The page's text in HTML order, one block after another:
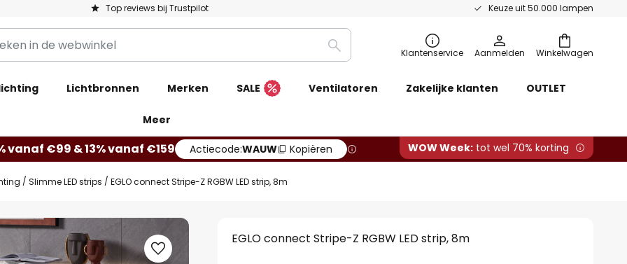
Top reviews bij Trustpilot Keuze uit 50.000 lampen
Winkelwagen
Zoeken Klantenservice Aanmelden
Lichtbronnen Merken SALE Ventilatoren Zakelijke klanten OUTLET
Meer
vanaf €99 & 13% vanaf €159 Actiecode:WAUW Kopiëren WOW Week: tot wel 70% korting
Slimme LED strips EGLO connect Stripe-Z RGBW LED strip, 8m
EGLO connect Stripe-Z RGBW LED strip, 8m